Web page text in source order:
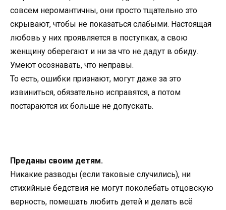
совсем неромантичны, они просто тщательно это
скрывают, чтобы не показаться слабыми. Настоящая
любовь у них проявляется в поступках, а свою
женщину оберегают и ни за что не дадут в обиду.
Умеют осознавать, что неправы.
То есть, ошибки признают, могут даже за это
извиниться, обязательно исправятся, а потом
постараются их больше не допускать.
Преданы своим детям.
Никакие разводы (если таковые случились), ни
стихийные бедствия не могут поколебать отцовскую
верность, помешать любить детей и делать всё